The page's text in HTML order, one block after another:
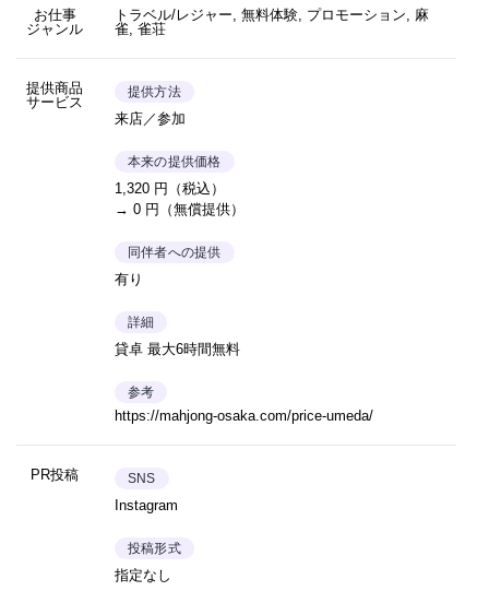
お仕事
ジャンル
トラベル/レジャー, 無料体験, プロモーション, 麻
雀, 雀荘
提供商品
サービス
提供方法
来店／参加
本来の提供価格
1,320 円（税込）
→ 0 円（無償提供）
同伴者への提供
有り
詳細
貸卓 最大6時間無料
参考
https://mahjong-osaka.com/price-umeda/
PR投稿 SNS
Instagram
投稿形式
指定なし